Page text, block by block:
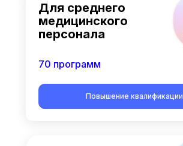
Для среднего
медицинского
персонала
70 программ
Повышение квалификации